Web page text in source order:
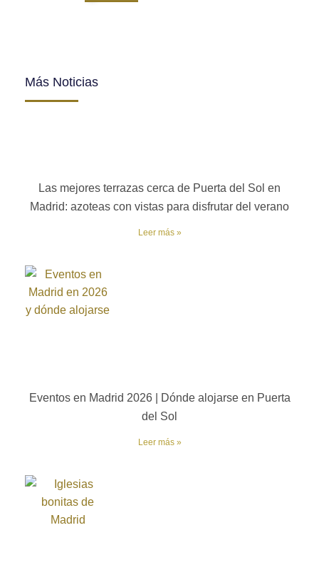
Más Noticias
Las mejores terrazas cerca de Puerta del Sol en
Madrid: azoteas con vistas para disfrutar del verano
Leer más »
Eventos en Madrid 2026 | Dónde alojarse en Puerta
del Sol
Leer más »